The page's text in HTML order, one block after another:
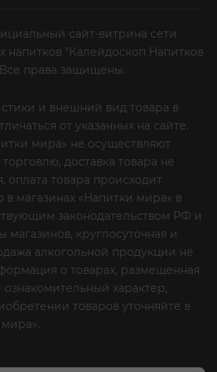
сайт-витрина сети
напитков "Калейдоскоп Напитков
права защищены.
и внешний вид товара в
от указанных на сайте.
мира» не осуществляют
доставка товара не
оплата товара происходит
в магазинах «Напитки мира» в
законодательством РФ и
круглосуточная и
алкогольной продукции не
о товарах, размещенная
ознакомительный характер,
товаров уточняйте в